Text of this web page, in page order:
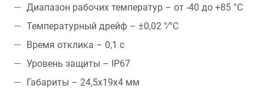
Диапазон рабочих температур – от -40 до +85 °C
Температурный дрейф – ±0,02 °∕°С
Время отклика – 0,1 с
Уровень защиты – IP67
Габариты – 24,5х19х4 мм